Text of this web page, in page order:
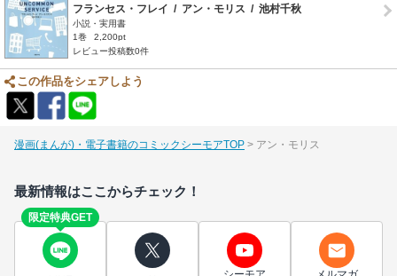
フランセス・フレイ / アン・モリス / 池村千秋
小説・実用書
1巻
2,200pt
レビュー投稿数0件
この作品をシェアしよう
漫画(まんが)・電子書籍のコミックシーモアTOP アン・モリス
最新情報はここからチェック！
限定特典GET